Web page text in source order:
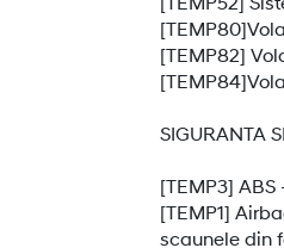
[TEMP82]
SIGURANTA
[TEMP3] ABS
[TEMP1]
scaunele din